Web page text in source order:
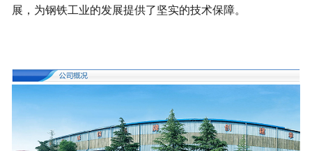
展，为钢铁工业的发展提供了坚实的技术保障。